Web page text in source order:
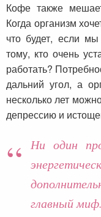
Кофе также
Когда организм
что будет, если
тому, кто очень
работать?
дальний угол, а
несколько лет
депрессию и
Ни один
главный миф.